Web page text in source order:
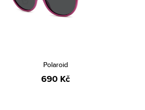
Polaroid
690 Kč